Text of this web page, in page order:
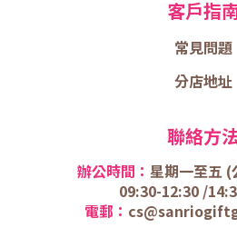
客戶指
常見問題
分店地址
聯絡方
辦公時間： 星期一至五 (
09:30-12:30 /
電郵：